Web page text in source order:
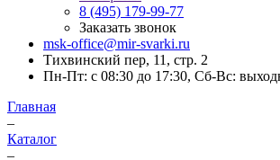
8 (495) 179-99-77
Заказать звонок
msk-office@mir-svarki.ru
Тихвинский пер, 11, стр. 2
Пн-Пт: с 08:30 до 17:30, Сб-Вс:
Главная
–
Каталог
–